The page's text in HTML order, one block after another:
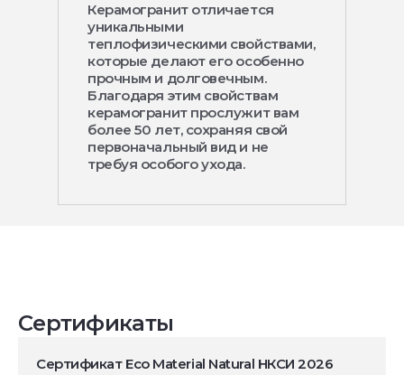
Керамогранит отличается
уникальными
теплофизическими свойствами,
которые делают его особенно
прочным и долговечным.
Благодаря этим свойствам
керамогранит прослужит вам
более 50 лет, сохраняя свой
первоначальный вид и не
требуя особого ухода.
Сертификаты
Сертификат Eco Material Natural НКСИ 2026